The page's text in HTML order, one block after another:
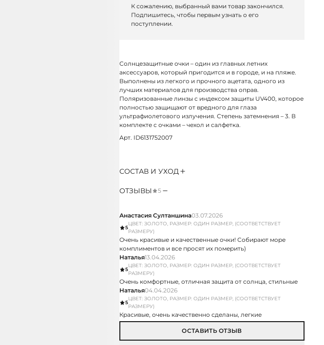
К сожалению, выбранный вами товар закончился.
Подпишитесь, чтобы первым узнать о его
поступлении.
Солнцезащитные очки – один из главных летних
аксессуаров, который пригодится и в городе, и на пляже.
Выполнены из легкого и прочного ацетата, одного из
лучших материалов для производства оправ.
Поляризованные линзы с индексом защиты UV400, которое
полностью защищают от вредного для глаза
ультрафиолетового излучения. Степень затемнения – 3. В
комплекте с очками – чехол и салфетка.
Арт. ID6131752007
СОСТАВ И УХОД
ОТЗЫВЫ 5
Анастасия Султаншина03.07.2026
5
ЦВЕТ: ЗОЛОТО, РАЗМЕР: ОДИН РАЗМЕР, (СООТВЕТСТВУЕТ
РАЗМЕРУ)
Очень красивые и качественные очки! Собирают море
комплиментов и все просят их померить)
Наталья13.04.2026
5
ЦВЕТ: ЗОЛОТО, РАЗМЕР: ОДИН РАЗМЕР, (СООТВЕТСТВУЕТ
РАЗМЕРУ)
Очень комфортные, отличная защита от солнца, стильные
Наталья04.04.2026
5
ЦВЕТ: ЗОЛОТО, РАЗМЕР: ОДИН РАЗМЕР, (СООТВЕТСТВУЕТ
РАЗМЕРУ)
Красивые, очень качественно сделаны, легкие
ОСТАВИТЬ ОТЗЫВ